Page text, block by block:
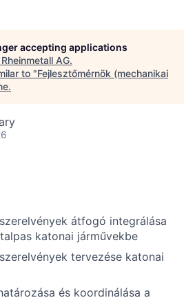
accepting applications
Rheinmetall AG.
to "Fejlesztőmérnök (mechanikai
.
átfogó integrálása
katonai járművekbe
tervezése katonai
és koordinálása a